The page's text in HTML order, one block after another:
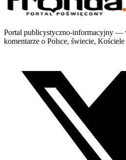
Portal publicystyczno-informacyjny —
komentarze o Polsce, świecie,